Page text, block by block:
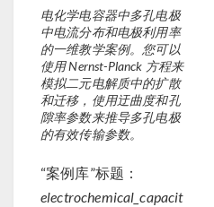
电化学电容器中多孔电极
中电流分布和电极利用率
的一维教学案例。您可以
使用 Nernst-Planck 方程来
模拟二元电解质中的扩散
和迁移，使用迂曲度和孔
隙率参数来推导多孔电极
的有效传输参数。
“案例库”标题：
electrochemical_capacit